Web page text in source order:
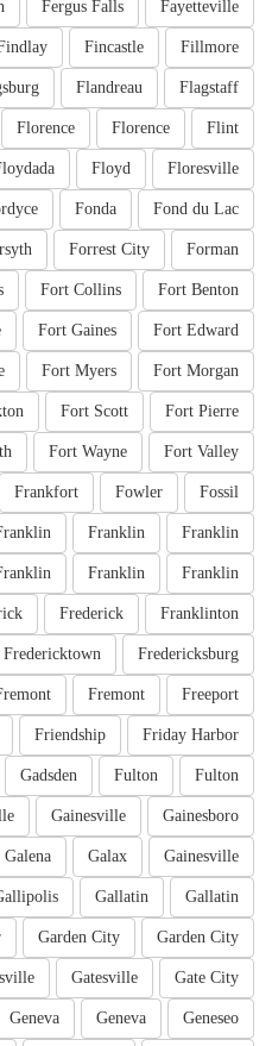
Fayetteville
Fergus Falls
Fillmore
Fincastle
Flagstaff
Flandreau
Flint
Florence
Florence
Floresville
Floyd
Fond du Lac
Fonda
Forman
Forrest City
Fort Benton
Fort Collins
Fort Edward
Fort Gaines
Fort Morgan
Fort Myers
Fort Pierre
Fort Scott
Fort Valley
Fort Wayne
Fossil
Fowler
Frankfort
Franklin
Franklin
Franklin
Franklin
Franklinton
Frederick
Fredericksburg
Fredericktown
Freeport
Fremont
Friday Harbor
Friendship
Fulton
Fulton
Gadsden
Gainesboro
Gainesville
Gainesville
Galax
Galena
Gallatin
Gallatin
Garden City
Garden City
Gate City
Gatesville
Geneseo
Geneva
Geneva